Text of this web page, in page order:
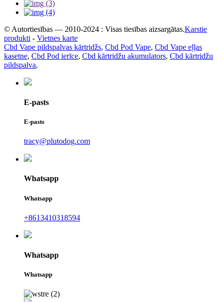
© Autortiesības — 2010-2024 : Visas tiesības aizsargātas.Karstie
produkti - Vietnes karte
Cbd Vape pildspalvas kārtridžs, Cbd Pod Vape, Cbd Vape eļļas
kasetne, Cbd Pod ierīce, Cbd kārtridžu akumulators, Cbd kārtridžu
pildspalva,
E-pasts
E-pasts
tracy@plutodog.com
Whatsapp
Whatsapp
+8613410318594
Whatsapp
Whatsapp